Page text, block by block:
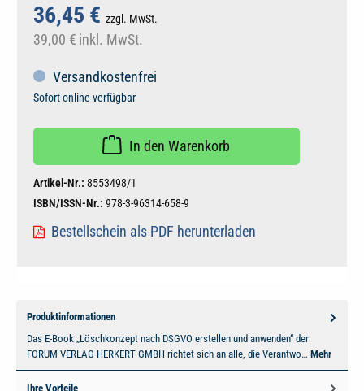
36,45 € zzgl. MwSt.
39,00 € inkl. MwSt.
Versandkostenfrei
Sofort online verfügbar
In den Warenkorb
Artikel-Nr.: 8553498/1
ISBN/ISSN-Nr.: 978-3-96314-658-9
Bestellschein als PDF herunterladen
Produktinformationen
Das E-Book „Löschkonzept nach DSGVO erstellen und anwenden“ der
FORUM VERLAG HERKERT GMBH richtet sich an alle, die Verantwo… Mehr
Ihre Vorteile